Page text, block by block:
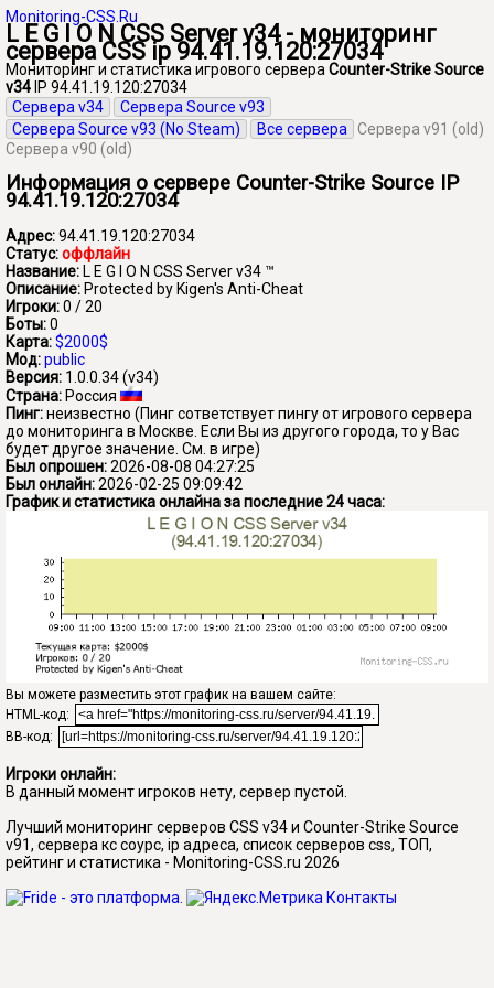
Monitoring-CSS.Ru
L E G I O N CSS Server v34 - мониторинг
сервера CSS ip 94.41.19.120:27034
Мониторинг и статистика игрового сервера Counter-Strike Source
v34 IP 94.41.19.120:27034
Сервера v34
Сервера Source v93
Сервера Source v93 (No Steam)
Все сервера
Сервера v91 (old)
Сервера v90 (old)
Информация о сервере Counter-Strike Source IP
94.41.19.120:27034
Адрес:94.41.19.120:27034
Статус:оффлайн
Название: L E G I O N CSS Server v34 ™
Описание: Protected by Kigen's Anti-Cheat
Игроки:0 / 20
Боты:0
Карта:$2000$
Мод:public
Версия: 1.0.0.34 (v34)
Страна: Россия
Пинг:неизвестно (Пинг сответствует пингу от игрового сервера
до мониторинга в Москве. Если Вы из другого города, то у Вас
будет другое значение. См. в игре)
Был опрошен:2026-08-08 04:27:25
Был онлайн:2026-02-25 09:09:42
График и статистика онлайна за последние 24 часа:
Вы можете разместить этот график на вашем сайте:
HTML-код:
BB-код:
Игроки онлайн:
В данный момент игроков нету, сервер пустой.
Лучший мониторинг серверов CSS v34 и Counter-Strike Source
v91, сервера кс соурс, ip адреса, список серверов css, ТОП,
рейтинг и статистика - Monitoring-CSS.ru 2026
Контакты